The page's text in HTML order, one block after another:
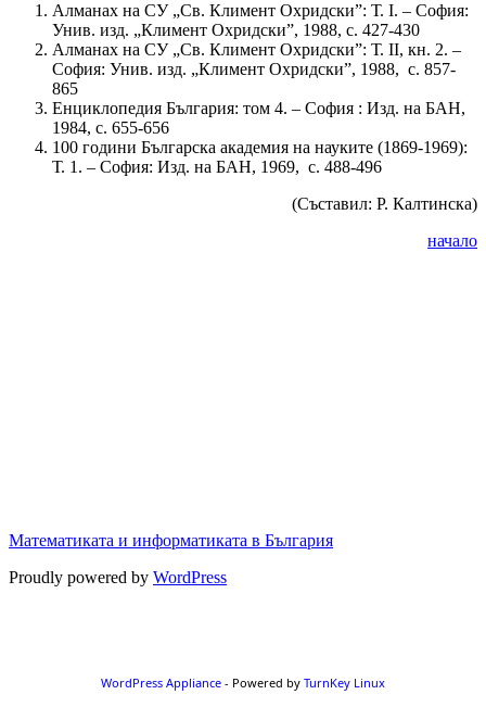
Алманах на СУ „Св. Климент Охридски”: Т. І. – София:
Унив. изд. „Климент Охридски”, 1988, с. 427-430
Алманах на СУ „Св. Климент Охридски”: Т. ІІ, кн. 2. –
София: Унив. изд. „Климент Охридски”, 1988, с. 857-
865
Енциклопедия България: том 4. – София : Изд. на БАН,
1984, с. 655-656
100 години Българска академия на науките (1869-1969):
Т. 1. – София: Изд. на БАН, 1969, с. 488-496
(Съставил: Р. Калтинска)
начало
Математиката и информатиката в България
Proudly powered by WordPress
WordPress Appliance - Powered by TurnKey Linux